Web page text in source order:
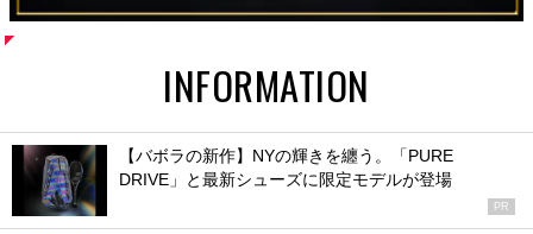
INFORMATION
【バボラの新作】NYの輝きを纏う。「PURE
DRIVE」と最新シューズに限定モデルが登場
PR